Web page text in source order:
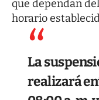
que dependan
horario
La
realizará